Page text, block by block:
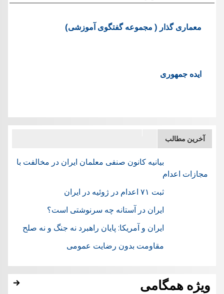
معماری گذار ( مجموعه گفتگوی آموزشی)
ایده جمهوری
آخرین مطالب
بیانیه کانون صنفی معلمان ایران در مخالفت با
مجازات اعدام
ثبت ۷۱ اعدام در ژوئيه در ایران
ایران در آستانه چه سرنوشتی است؟
ایران و آمریکا: پایان راهبرد نه جنگ و نه صلح
مقاومت بدون رضایت عمومی
ویژه همگامی